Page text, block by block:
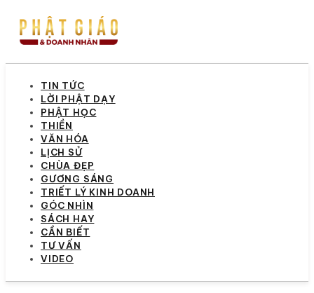
TIN TỨC
LỜI PHẬT DẠY
PHẬT HỌC
THIỀN
VĂN HÓA
LỊCH SỬ
CHÙA ĐẸP
GƯƠNG SÁNG
TRIẾT LÝ KINH DOANH
GÓC NHÌN
SÁCH HAY
CẦN BIẾT
TƯ VẤN
VIDEO